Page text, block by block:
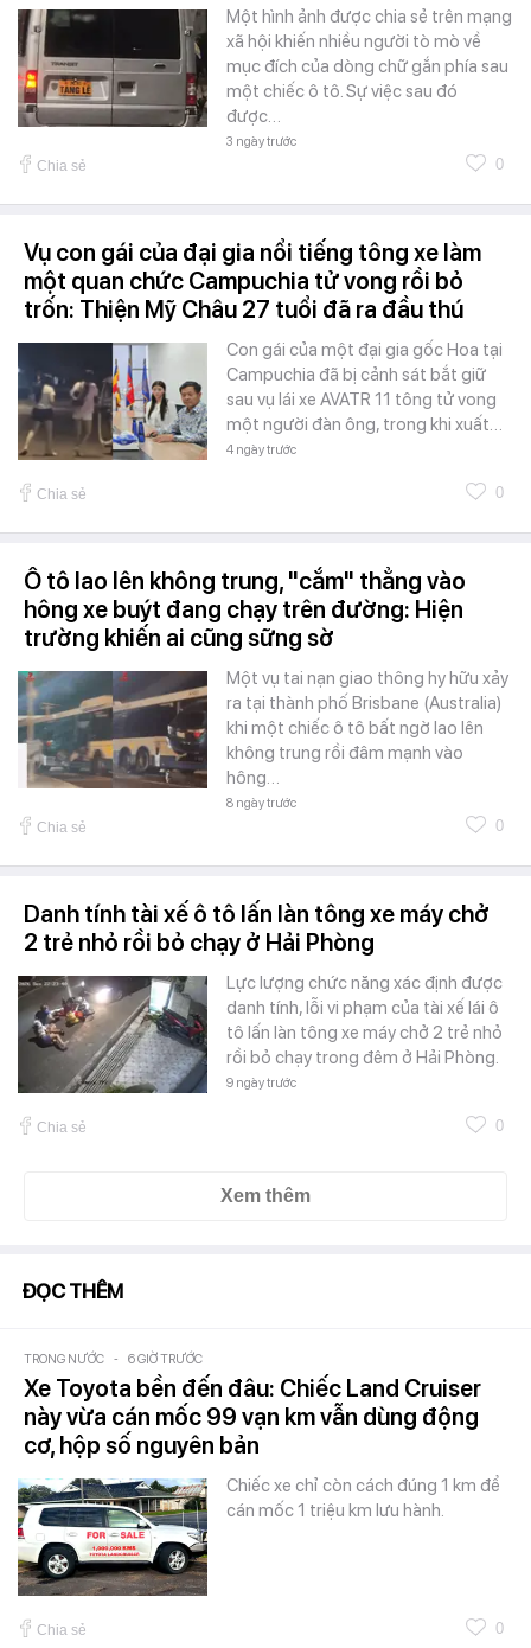
Một hình ảnh được chia sẻ trên mạng
xã hội khiến nhiều người tò mò về
mục đích của dòng chữ gắn phía sau
một chiếc ô tô. Sự việc sau đó
được…
3 ngày trước
Chia sẻ 0
Vụ con gái của đại gia nổi tiếng tông xe làm
một quan chức Campuchia tử vong rồi bỏ
trốn: Thiện Mỹ Châu 27 tuổi đã ra đầu thú
Con gái của một đại gia gốc Hoa tại
Campuchia đã bị cảnh sát bắt giữ
sau vụ lái xe AVATR 11 tông tử vong
một người đàn ông, trong khi xuất…
4 ngày trước
Chia sẻ 0
Ô tô lao lên không trung, "cắm" thẳng vào
hông xe buýt đang chạy trên đường: Hiện
trường khiến ai cũng sững sờ
Một vụ tai nạn giao thông hy hữu xảy
ra tại thành phố Brisbane (Australia)
khi một chiếc ô tô bất ngờ lao lên
không trung rồi đâm mạnh vào
hông…
8 ngày trước
Chia sẻ 0
Danh tính tài xế ô tô lấn làn tông xe máy chở
2 trẻ nhỏ rồi bỏ chạy ở Hải Phòng
Lực lượng chức năng xác định được
danh tính, lỗi vi phạm của tài xế lái ô
tô lấn làn tông xe máy chở 2 trẻ nhỏ
rồi bỏ chạy trong đêm ở Hải Phòng.
9 ngày trước
Chia sẻ 0
Xem thêm
ĐỌC THÊM
TRONG NƯỚC - 6 GIỜ TRƯỚC
Xe Toyota bền đến đâu: Chiếc Land Cruiser
này vừa cán mốc 99 vạn km vẫn dùng động
cơ, hộp số nguyên bản
Chiếc xe chỉ còn cách đúng 1 km để
cán mốc 1 triệu km lưu hành.
Chia sẻ 0